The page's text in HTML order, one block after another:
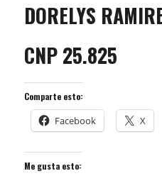
DORELYS
CNP 25.825
Comparte esto:
Facebook X
Me gusta esto: